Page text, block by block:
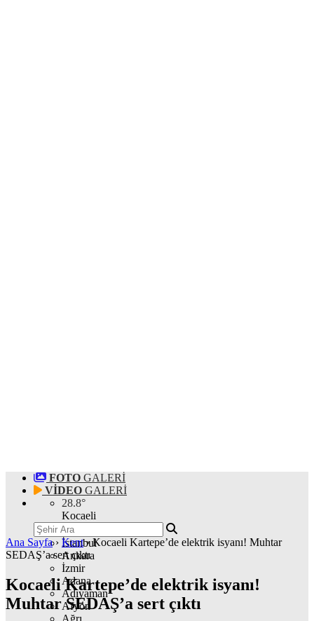
FOTO GALERİ
VİDEO GALERİ
28.8°
Kocaeli
İstanbul
Ankara
İzmir
Adana
Adıyaman
Afyon
Ağrı
Ana Sayfa› Kent›Kocaeli Kartepe’de elektrik isyanı! Muhtar
SEDAŞ’a sert çıktı
Kocaeli Kartepe’de elektrik isyanı!
Muhtar SEDAŞ’a sert çıktı